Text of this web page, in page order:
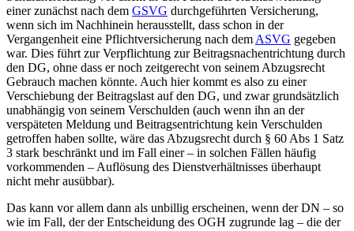
einer zunächst nach dem GSVG durchgeführten Versicherung,
wenn sich im Nachhinein herausstellt, dass schon in der
Vergangenheit eine Pflichtversicherung nach dem ASVG gegeben
war. Dies führt zur Verpflichtung zur Beitragsnachentrichtung durch
den DG, ohne dass er noch zeitgerecht von seinem Abzugsrecht
Gebrauch machen könnte. Auch hier kommt es also zu einer
Verschiebung der Beitragslast auf den DG, und zwar grundsätzlich
unabhängig von seinem Verschulden (auch wenn ihn an der
verspäteten Meldung und Beitragsentrichtung kein Verschulden
getroffen haben sollte, wäre das Abzugsrecht durch § 60 Abs 1 Satz
3 stark beschränkt und im Fall einer – in solchen Fällen häufig
vorkommenden – Auflösung des Dienstverhältnisses überhaupt
nicht mehr ausübbar).
Das kann vor allem dann als unbillig erscheinen, wenn der DN – so
wie im Fall, der der Entscheidung des OGH zugrunde lag – die der